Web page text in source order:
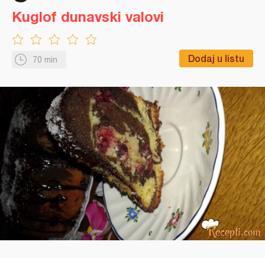
70 min Dodaj u listu
Kuglof dunavski valovi